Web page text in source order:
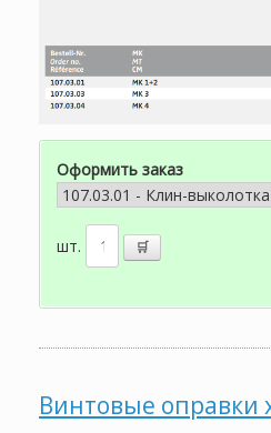
Оформить заказ
шт.
Винтовые оправки